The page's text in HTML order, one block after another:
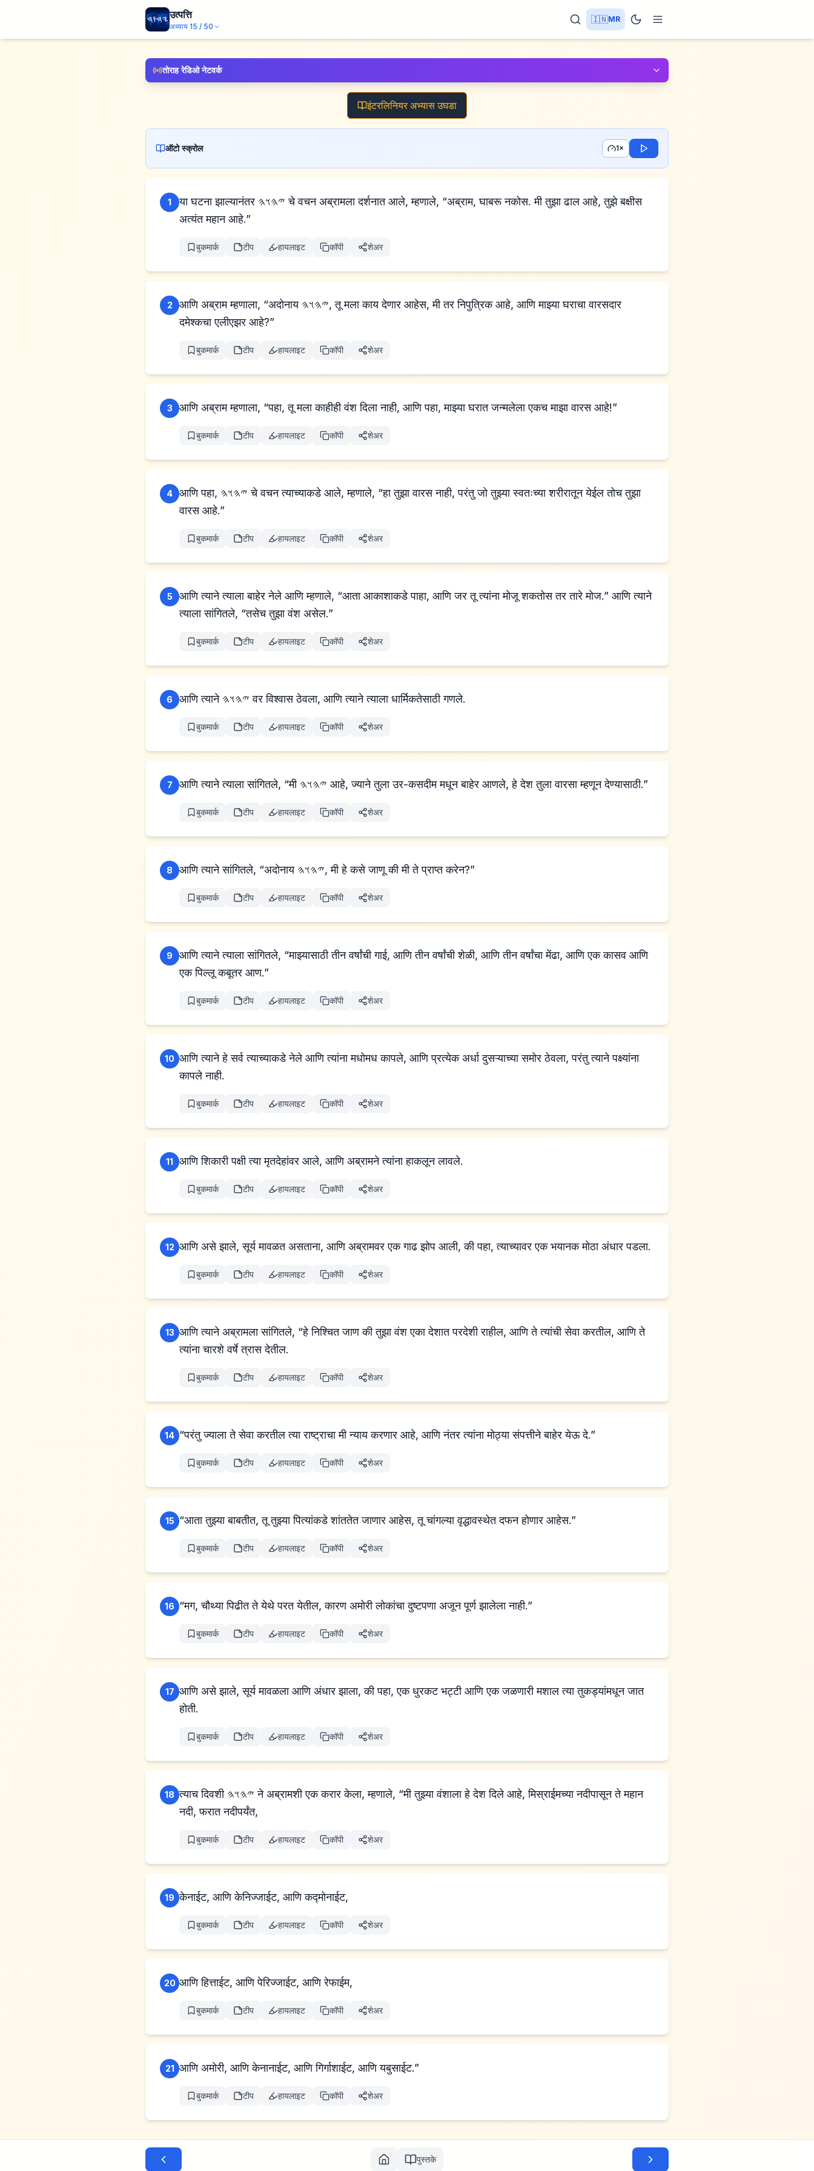
उत्पत्ति
अध्याय 15 / 50
🇮🇳MR
तोराह रेडिओ नेटवर्क
इंटरलिनियर अभ्यास उघडा
ऑटो स्क्रोल 1×
1
या घटना झाल्यानंतर 𐤉𐤄𐤅𐤄 चे वचन अब्रामला दर्शनात आले, म्हणाले, “अब्राम, घाबरू नकोस. मी तुझा ढाल आहे, तुझे बक्षीस
अत्यंत महान आहे.”
बुकमार्क टीप हायलाइट कॉपी शेअर
2
आणि अब्राम म्हणाला, “अदोनाय 𐤉𐤄𐤅𐤄, तू मला काय देणार आहेस, मी तर निपुत्रिक आहे, आणि माझ्या घराचा वारसदार
दमेश्कचा एलीएझर आहे?”
बुकमार्क टीप हायलाइट कॉपी शेअर
3 आणि अब्राम म्हणाला, “पहा, तू मला काहीही वंश दिला नाही, आणि पहा, माझ्या घरात जन्मलेला एकच माझा वारस आहे!”
बुकमार्क टीप हायलाइट कॉपी शेअर
4
आणि पहा, 𐤉𐤄𐤅𐤄 चे वचन त्याच्याकडे आले, म्हणाले, “हा तुझा वारस नाही, परंतु जो तुझ्या स्वतःच्या शरीरातून येईल तोच तुझा
वारस आहे.”
बुकमार्क टीप हायलाइट कॉपी शेअर
5
आणि त्याने त्याला बाहेर नेले आणि म्हणाले, “आता आकाशाकडे पाहा, आणि जर तू त्यांना मोजू शकतोस तर तारे मोज.” आणि त्याने
त्याला सांगितले, “तसेच तुझा वंश असेल.”
बुकमार्क टीप हायलाइट कॉपी शेअर
6 आणि त्याने 𐤉𐤄𐤅𐤄 वर विश्वास ठेवला, आणि त्याने त्याला धार्मिकतेसाठी गणले.
बुकमार्क टीप हायलाइट कॉपी शेअर
7 आणि त्याने त्याला सांगितले, “मी 𐤉𐤄𐤅𐤄 आहे, ज्याने तुला उर-कसदीम मधून बाहेर आणले, हे देश तुला वारसा म्हणून देण्यासाठी.”
बुकमार्क टीप हायलाइट कॉपी शेअर
8 आणि त्याने सांगितले, “अदोनाय 𐤉𐤄𐤅𐤄, मी हे कसे जाणू की मी ते प्राप्त करेन?”
बुकमार्क टीप हायलाइट कॉपी शेअर
9
आणि त्याने त्याला सांगितले, “माझ्यासाठी तीन वर्षांची गाई, आणि तीन वर्षांची शेळी, आणि तीन वर्षांचा मेंढा, आणि एक कासव आणि
एक पिल्लू कबूतर आण.”
बुकमार्क टीप हायलाइट कॉपी शेअर
10 आणि त्याने हे सर्व त्याच्याकडे नेले आणि त्यांना मधोमध कापले, आणि प्रत्येक अर्धा दुसऱ्याच्या समोर ठेवला, परंतु त्याने पक्ष्यांना
कापले नाही.
बुकमार्क टीप हायलाइट कॉपी शेअर
11 आणि शिकारी पक्षी त्या मृतदेहांवर आले, आणि अब्रामने त्यांना हाकलून लावले.
बुकमार्क टीप हायलाइट कॉपी शेअर
12 आणि असे झाले, सूर्य मावळत असताना, आणि अब्रामवर एक गाढ झोप आली, की पहा, त्याच्यावर एक भयानक मोठा अंधार पडला.
बुकमार्क टीप हायलाइट कॉपी शेअर
13 आणि त्याने अब्रामला सांगितले, “हे निश्चित जाण की तुझा वंश एका देशात परदेशी राहील, आणि ते त्यांची सेवा करतील, आणि ते
त्यांना चारशे वर्षे त्रास देतील.
बुकमार्क टीप हायलाइट कॉपी शेअर
14 “परंतु ज्याला ते सेवा करतील त्या राष्ट्राचा मी न्याय करणार आहे, आणि नंतर त्यांना मोठ्या संपत्तीने बाहेर येऊ दे.”
बुकमार्क टीप हायलाइट कॉपी शेअर
15 “आता तुझ्या बाबतीत, तू तुझ्या पित्यांकडे शांततेत जाणार आहेस, तू चांगल्या वृद्धावस्थेत दफन होणार आहेस.”
बुकमार्क टीप हायलाइट कॉपी शेअर
16 “मग, चौथ्या पिढीत ते येथे परत येतील, कारण अमोरी लोकांचा दुष्टपणा अजून पूर्ण झालेला नाही.”
बुकमार्क टीप हायलाइट कॉपी शेअर
17 आणि असे झाले, सूर्य मावळला आणि अंधार झाला, की पहा, एक धुरकट भट्टी आणि एक जळणारी मशाल त्या तुकड्यांमधून जात
होती.
बुकमार्क टीप हायलाइट कॉपी शेअर
18 त्याच दिवशी 𐤉𐤄𐤅𐤄 ने अब्रामशी एक करार केला, म्हणाले, “मी तुझ्या वंशाला हे देश दिले आहे, मिस्राईमच्या नदीपासून ते महान
नदी, फरात नदीपर्यंत,
बुकमार्क टीप हायलाइट कॉपी शेअर
19 केनाईट, आणि केनिज्जाईट, आणि कद्मोनाईट,
बुकमार्क टीप हायलाइट कॉपी शेअर
20 आणि हित्ताईट, आणि पेरिज्जाईट, आणि रेफाईम,
बुकमार्क टीप हायलाइट कॉपी शेअर
21 आणि अमोरी, आणि केनानाईट, आणि गिर्गाशाईट, आणि यबुसाईट.”
बुकमार्क टीप हायलाइट कॉपी शेअर
पुस्तके